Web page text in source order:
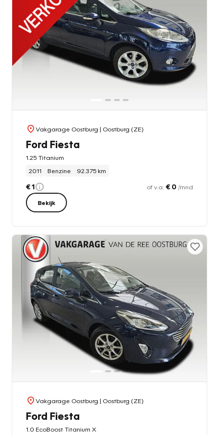
Vakgarage Oostburg | Oostburg (ZE)
Ford Fiesta
1.25 Titanium
2011
Benzine 92.375 km
€ 1 of v.a. € 0 /mnd
Bekijk
Vakgarage Oostburg | Oostburg (ZE)
Ford Fiesta
1.0 EcoBoost Titanium X